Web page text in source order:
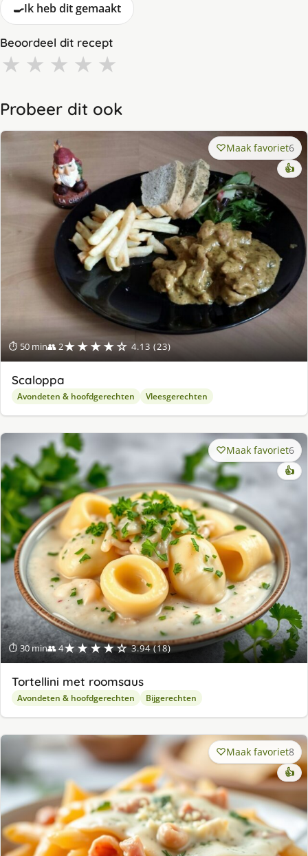
🍳Ik heb dit gemaakt
Beoordeel dit recept
★ ★ ★ ★ ★
Probeer dit ook
⏱ 50 min👥 2★★★★☆ 4.13 (23)
Maak favoriet6
👍
Scaloppa
Avondeten & hoofdgerechten Vleesgerechten
⏱ 30 min👥 4★★★★☆ 3.94 (18)
Maak favoriet6
👍
Tortellini met roomsaus
Avondeten & hoofdgerechten Bijgerechten
Maak favoriet8
👍